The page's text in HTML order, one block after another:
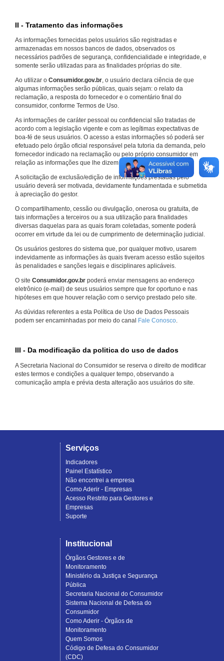
II - Tratamento das informações
As informações fornecidas pelos usuários são registradas e
armazenadas em nossos bancos de dados, observados os
necessários padrões de segurança, confidencialidade e integridade, e
somente serão utilizadas para as finalidades próprias do site.
Ao utilizar o Consumidor.gov.br, o usuário declara ciência de que
algumas informações serão públicas, quais sejam: o relato da
reclamação, a resposta do fornecedor e o comentário final do
consumidor, conforme Termos de Uso.
As informações de caráter pessoal ou confidencial são tratadas de
acordo com a legislação vigente e com as legítimas expectativas de
boa-fé de seus usuários. O acesso a estas informações só poderá ser
efetuado pelo órgão oficial responsável pela tutoria da demanda, pelo
fornecedor indicado na reclamação ou pelo próprio consumidor em
relação as informações que lhe dizem respeito.
A solicitação de exclusão/edição de informações prestadas pelo
usuário deverá ser motivada, devidamente fundamentada e submetida
à apreciação do gestor.
O compartilhamento, cessão ou divulgação, onerosa ou gratuita, de
tais informações a terceiros ou a sua utilização para finalidades
diversas daquelas para as quais foram coletadas, somente poderá
ocorrer em virtude da lei ou de cumprimento de determinação judicial.
Os usuários gestores do sistema que, por qualquer motivo, usarem
indevidamente as informações às quais tiveram acesso estão sujeitos
às penalidades e sanções legais e disciplinares aplicáveis.
O site Consumidor.gov.br poderá enviar mensagens ao endereço
eletrônico (e-mail) de seus usuários sempre que for oportuno e nas
hipóteses em que houver relação com o serviço prestado pelo site.
As dúvidas referentes a esta Política de Uso de Dados Pessoais
podem ser encaminhadas por meio do canal Fale Conosco.
III - Da modificação da politica do uso de dados
A Secretaria Nacional do Consumidor se reserva o direito de modificar
estes termos e condições a qualquer tempo, observando a
comunicação ampla e prévia desta alteração aos usuários do site.
Serviços
Indicadores
Painel Estatístico
Não encontrei a empresa
Como Aderir - Empresas
Acesso Restrito para Gestores e
Empresas
Suporte
Institucional
Órgãos Gestores e de
Monitoramento
Ministério da Justiça e Segurança
Pública
Secretaria Nacional do Consumidor
Sistema Nacional de Defesa do
Consumidor
Como Aderir - Órgãos de
Monitoramento
Quem Somos
Código de Defesa do Consumidor
(CDC)